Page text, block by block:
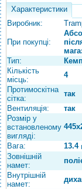
Характеристики
Виробник:
При покупці:
Тип:
Кількість
місць:
4
Протимоскітна
сітка:
так
Вентиляція:
так
Розмір у
встановленому
вигляді:
Вага: 13.4
Зовнішній
намет:
Внутрішній
намет: